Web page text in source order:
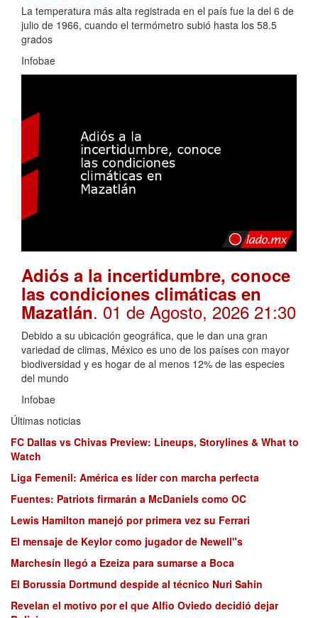
La temperatura más alta registrada en el país fue la del 6 de
julio de 1966, cuando el termómetro subió hasta los 58.5
grados
Infobae
Adiós a la incertidumbre, conoce
las condiciones climáticas en
Mazatlán. 01 de Agosto, 2026 21:30
Debido a su ubicación geográfica, que le dan una gran
variedad de climas, México es uno de los países con mayor
biodiversidad y es hogar de al menos 12% de las especies
del mundo
Infobae
Últimas noticias
FC Dallas vs Chivas Preview: Lineups, Storylines & What to
Watch
Liga Femenil: América es líder con marcha perfecta
Fuentes: Patriots firmarán a McDaniels como OC
Lewis Hamilton manejó por primera vez su Ferrari
El mensaje de Keylor como jugador de Newell"s
Marchesín llegó a Ezeiza para sumarse a Boca
El Borussia Dortmund despide al técnico Nuri Sahin
Revelan el motivo por el que Alfio Oviedo decidió dejar